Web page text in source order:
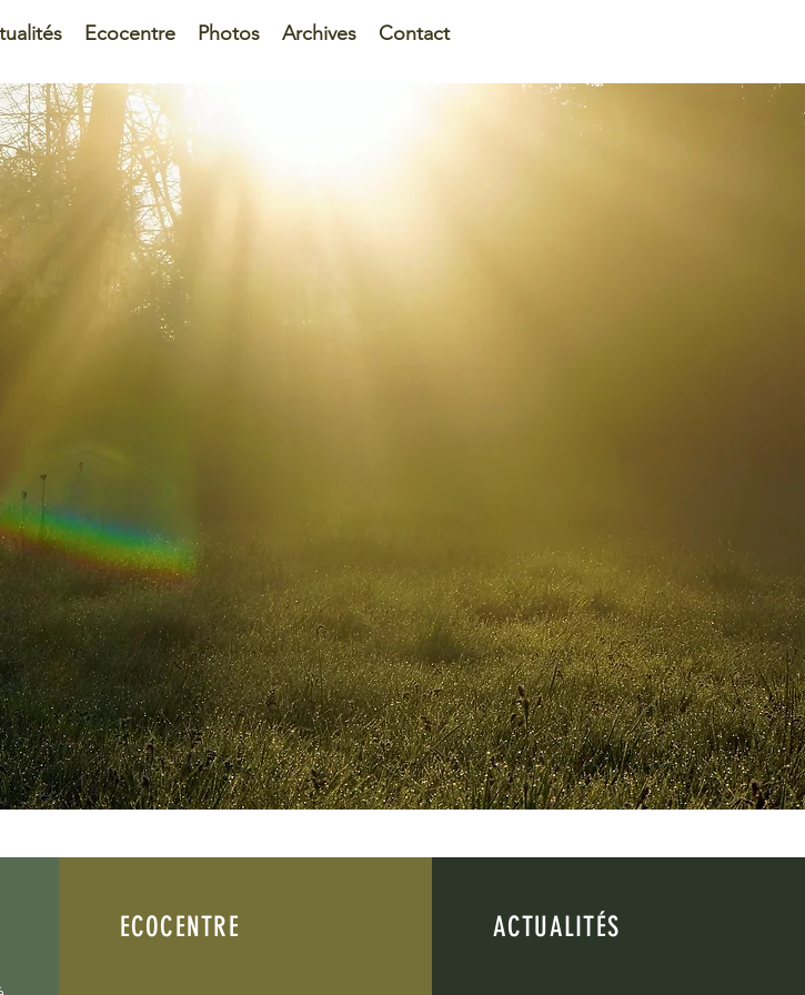
Ecocentre Photos Archives Contact
Interval
ECOCENTRE ACTUALITÉS